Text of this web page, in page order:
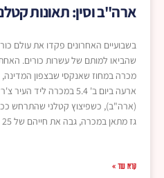
ארה"ב וסין: תאונות
בשבועיים האחרונים פקדו את עולם
ארעה ביום ב' 5.4 במכרה ליד
(ארה"ב), כשפיצוץ קטלני שהתרחש
גז מתאן במכרה, גבה את חייהם של 25 כורים.
קרא עוד »